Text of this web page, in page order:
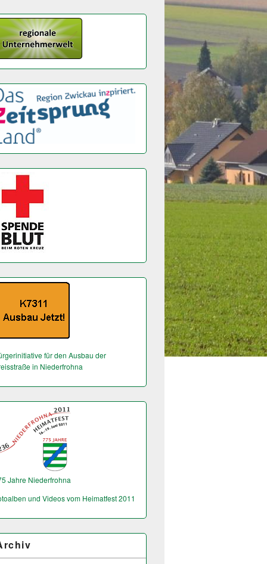
für den Ausbau der
in Niederfrohna
Jahre Niederfrohna
und Videos vom Heimatfest 2011